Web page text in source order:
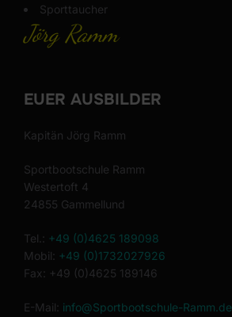
Sporttaucher
Jörg Ramm
EUER AUSBILDER
Kapitän Jörg Ramm
Sportbootschule Ramm
Westertoft 4
24855 Gammellund
Tel.: +49 (0)4625 189098
Mobil: +49 (0)1732027926
Fax: +49 (0)4625 189146
E-Mail: info@Sportbootschule-Ramm.de